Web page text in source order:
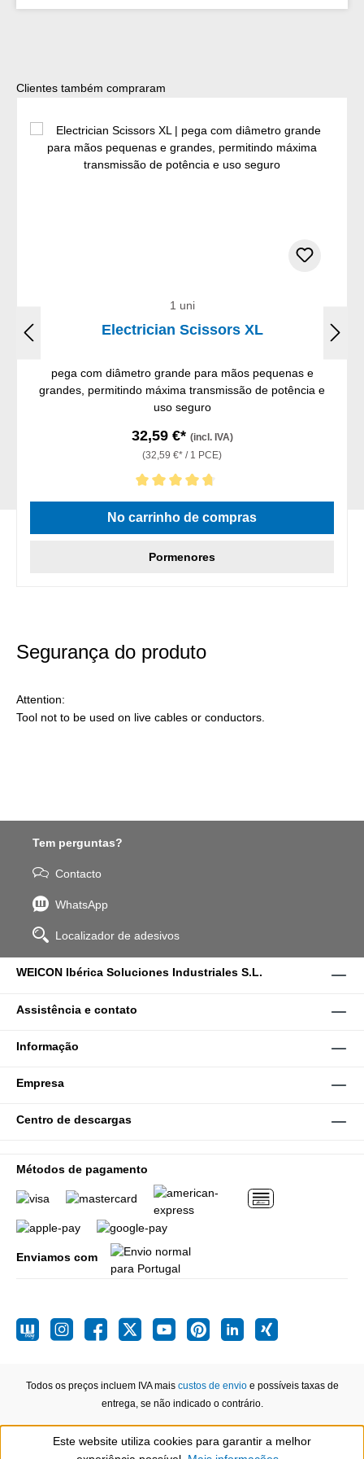
Ignorar a galeria de produtos
Clientes também compraram
1 uni
Electrician Scissors XL
pega com diâmetro grande para mãos pequenas e
grandes, permitindo máxima transmissão de potência e
uso seguro
32,59 €* (incl. IVA)
(32,59 €* / 1 PCE)
Classificação média de 4.75 de 5 estrelas
No carrinho de compras
Pormenores
Segurança do produto
Attention:
Tool not to be used on live cables or conductors.
Tem perguntas?
Contacto
WhatsApp
Localizador de adesivos
WEICON Ibérica Soluciones Industriales S.L.
Assistência e contato
Informação
Empresa
Centro de descargas
Métodos de pagamento
Enviamos com
Todos os preços incluem IVA mais custos de envioe possíveis taxas de
entrega, se não indicado o contrário.
Show toolbar
Este website utiliza cookies para garantir a melhor